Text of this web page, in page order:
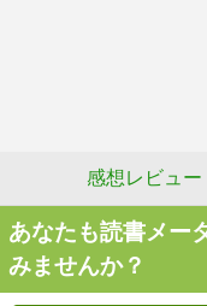
感想レビュー
あなたも読書メー
みませんか？